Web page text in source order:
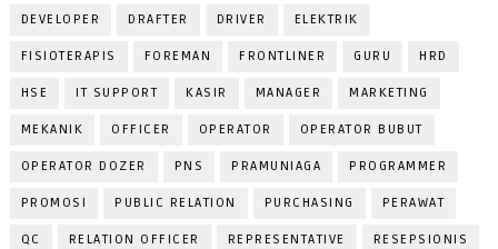
DEVELOPER DRAFTER DRIVER ELEKTRIK
FISIOTERAPIS FOREMAN FRONTLINER GURU HRD
HSE IT SUPPORT KASIR MANAGER MARKETING
MEKANIK OFFICER OPERATOR OPERATOR BUBUT
OPERATOR DOZER PNS PRAMUNIAGA PROGRAMMER
PROMOSI PUBLIC RELATION PURCHASING PERAWAT
QC RELATION OFFICER REPRESENTATIVE RESEPSIONIS